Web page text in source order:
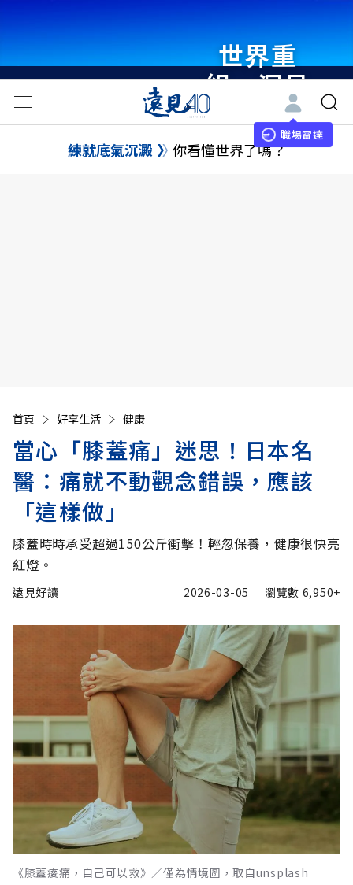
世界重
組・洞見
未來 與
世界領袖
職場雷達
練就底氣沉澱 你看懂世界了嗎？
首頁 好享生活 健康
當心「膝蓋痛」迷思！日本名
醫：痛就不動觀念錯誤，應該
「這樣做」
膝蓋時時承受超過150公斤衝擊！輕忽保養，健康很快亮
紅燈。
遠見好讀 2026-03-05 瀏覽數 6,950+
《膝蓋痠痛，自己可以救》／僅為情境圖，取自unsplash